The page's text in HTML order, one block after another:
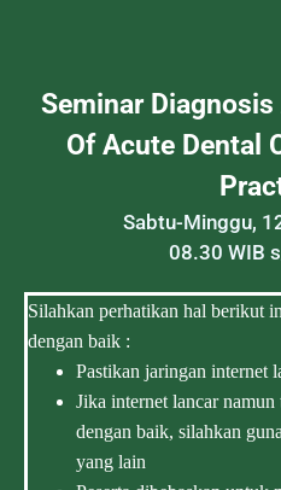
Seminar
Of Acute Dental
Sabtu-Minggu,
08.30 WIB
Silahkan perhatikan hal berikut
dengan baik :
Pastikan jaringan internet
Jika internet lancar
dengan baik, silahkan
yang lain